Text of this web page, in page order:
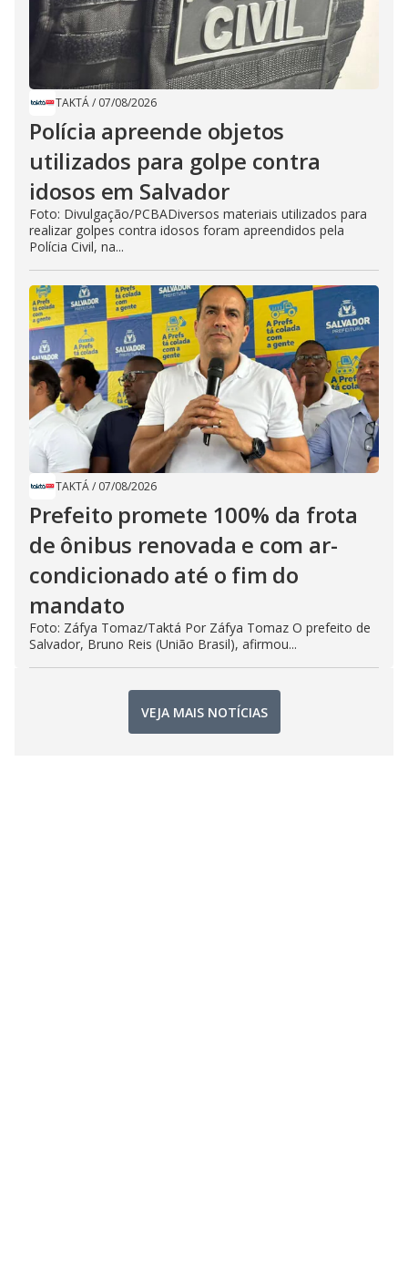
TAKTÁ/ 07/08/2026
Polícia apreende objetos
utilizados para golpe contra
idosos em Salvador
Foto: Divulgação/PCBADiversos materiais utilizados para
realizar golpes contra idosos foram apreendidos pela
Polícia Civil, na...
TAKTÁ/ 07/08/2026
Prefeito promete 100% da frota
de ônibus renovada e com ar-
condicionado até o fim do
mandato
Foto: Záfya Tomaz/Taktá Por Záfya Tomaz O prefeito de
Salvador, Bruno Reis (União Brasil), afirmou...
VEJA MAIS NOTÍCIAS